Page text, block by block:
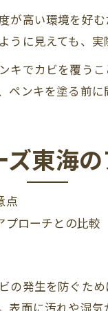
が高い環境を好
うに見えても、
キでカビを覆う
ペンキを塗る前
東海
点
プローチとの比較
の発生を防ぐた
表面に汚れや湿